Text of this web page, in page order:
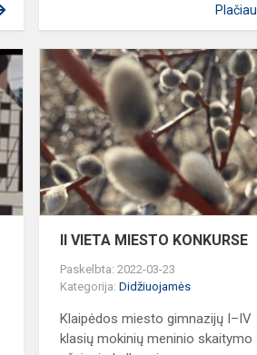
Plačiau
PRIZINĖS
VIETOS
MIESTO
TECHNOLOGIJŲ
OLIMPIADOJE
II VIETA MIESTO KONKURSE
Paskelbta: 2022-03-23
Kategorija:Didžiuojamės
Klaipėdos miesto gimnazijų I–IV
klasių mokinių meninio skaitymo